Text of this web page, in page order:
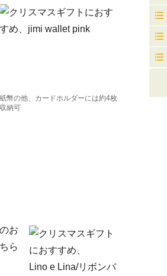
紙幣の他、カードホルダーには約4枚
収納可
お
ら